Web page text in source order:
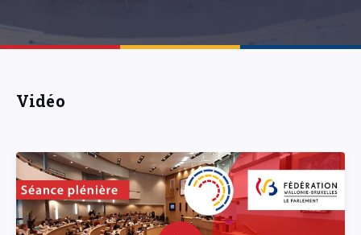
Vidéo